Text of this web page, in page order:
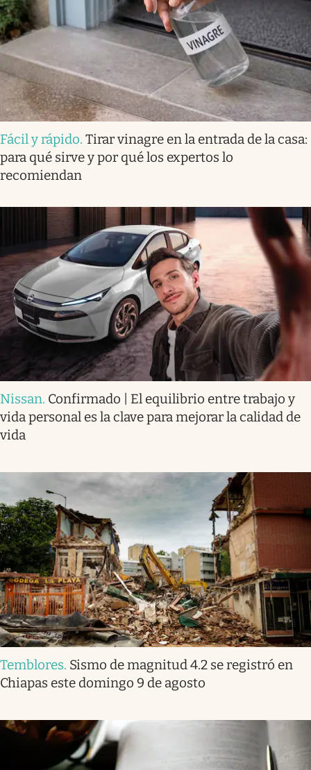
Fácil y rápido. Tirar vinagre en la entrada de la casa:
para qué sirve y por qué los expertos lo
recomiendan
Nissan. Confirmado | El equilibrio entre trabajo y
vida personal es la clave para mejorar la calidad de
vida
Temblores. Sismo de magnitud 4.2 se registró en
Chiapas este domingo 9 de agosto